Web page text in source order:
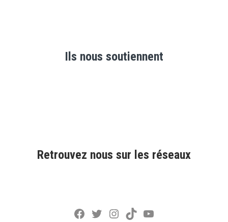
Ils nous soutiennent
Retrouvez nous sur les réseaux
Facebook
Twitter
Instagram
TikTokYouTube